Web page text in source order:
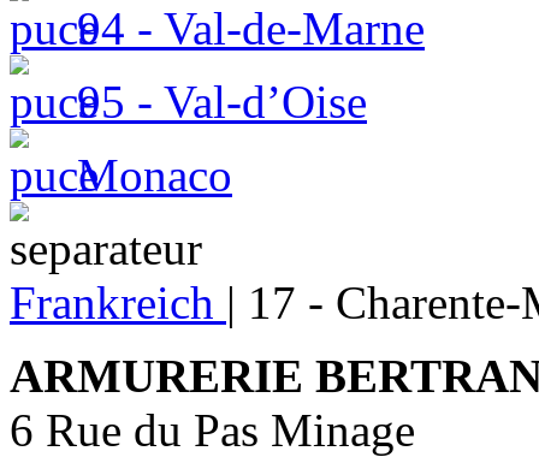
94 - Val-de-Marne
95 - Val-d’Oise
Monaco
Frankreich | 17 -
ARMURERIE
6 Rue du Pas Minage